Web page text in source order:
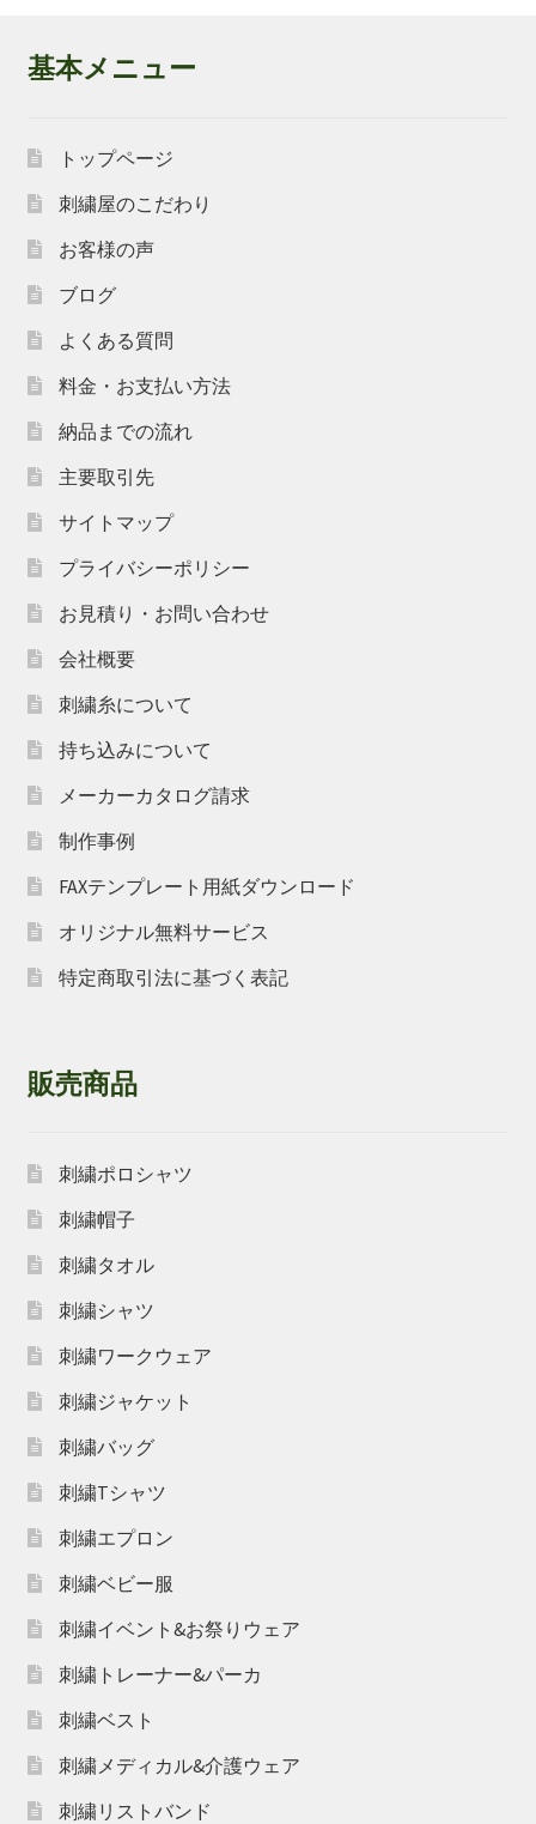
基本メニュー
トップページ
刺繍屋のこだわり
お客様の声
ブログ
よくある質問
料金・お支払い方法
納品までの流れ
主要取引先
サイトマップ
プライバシーポリシー
お見積り・お問い合わせ
会社概要
刺繍糸について
持ち込みについて
メーカーカタログ請求
制作事例
FAXテンプレート用紙ダウンロード
オリジナル無料サービス
特定商取引法に基づく表記
販売商品
刺繍ポロシャツ
刺繍帽子
刺繍タオル
刺繍シャツ
刺繍ワークウェア
刺繍ジャケット
刺繍バッグ
刺繍Tシャツ
刺繍エプロン
刺繍ベビー服
刺繍イベント&お祭りウェア
刺繍トレーナー&パーカ
刺繍ベスト
刺繍メディカル&介護ウェア
刺繍リストバンド